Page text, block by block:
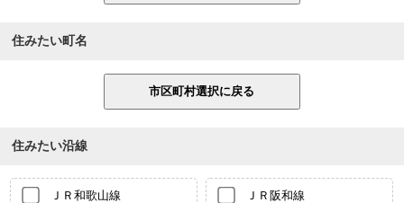
住みたい町名
住みたい沿線
ＪＲ和歌山線 ＪＲ阪和線